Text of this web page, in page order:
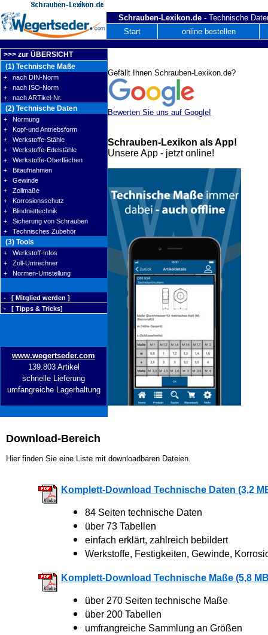
Schrauben-Lexikon.de - Technische
Start
online bestellen
>>> zur ÜBERSICHT
(1) Technische Maße
+ nach DIN-Norm
+ nach ISO-Norm
+ nach ARTikel-Nr.
(2) Technische Daten
+ Normung
+ Kopf-und Antriebsform
+ Werkstoffe-Stähle
+ Werkstoffe-Edelstähle
+ Werkstoffe-Oberflächen
+ Bitaufnahmen
+ Gewinde
+ Zollmaße
+ Korrosionsschutz
+ Blindniettechnik
+ Sicherung von Schrauben
+ Technisches Zubehör
(3) Tools
+ Werkstoff-Infos
+ Zoll-Umrechner
+ Normen-Umstellung
- [ Mitglied werden ]
- [ Tipps & Tricks]
www.wegertseder.com
139.803 Artikel
schnelle Lieferung
umfangreiche Lagerhaltung
Download-Bereich
Hier finden Sie eine Liste mit downloadbaren Dateien.
Komplett-Download Technische Daten (3,2
84 Seiten technische Daten
über 73 Tabellen
einfach erklärt, zahlreich bebildert
Werkstoffe, Festigkeiten, Gewinde,
Komplett-Download Technische Maße (5,8
über 270 Seiten technische Maße
über 200 Tabellen
umfrangreiche Sammlung an Größen
Gefällt Ihnen Schrauben-Lexikon.de?
Bewerten Sie uns auf Google!
Schrauben-Lexikon als App!
Unsere App - jetzt online!